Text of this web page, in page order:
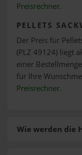
Preisrechner.
PELLETS
Der Preis für
(PLZ 49124) liegt
einer
für Ihre
Preisrechner.
Wie werden die